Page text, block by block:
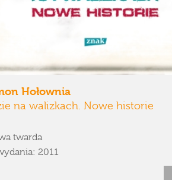
Hołownia
na walizkach. Nowe historie
twarda
2011